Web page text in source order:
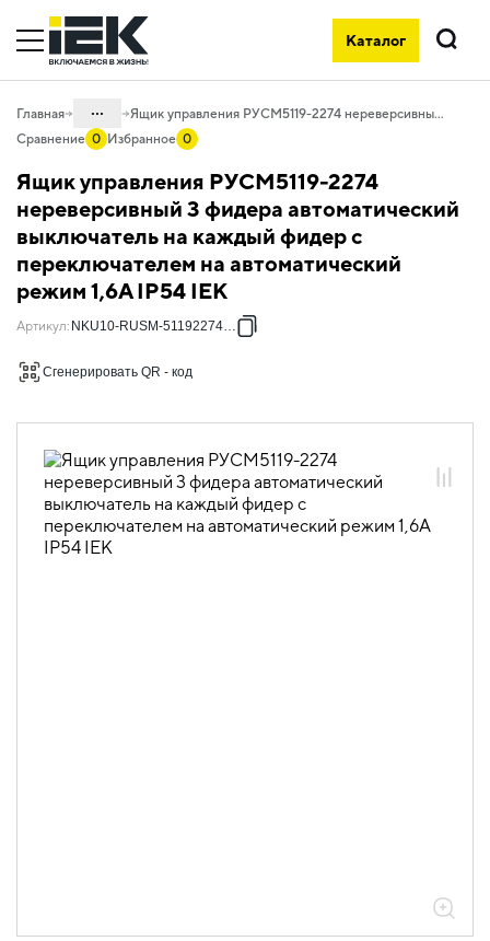
Каталог
Поиск
Главная ...
50. Типовые решения НКУ
50.10 Ящики управления
50.10.02 НКУ ящики управления
РУСМ5000 трехфидерные
Ящик управления РУСМ5119-2274 нереверсивный 3 фидера автоматический выключатель на каждый фидер с переключателем на автоматический режим 1,6А IP54 IEK
Сравнение 0 Избранное 0
Ящик управления РУСМ5119-2274
нереверсивный 3 фидера автоматический
выключатель на каждый фидер с
переключателем на автоматический
режим 1,6А IP54 IEK
Артикул: NKU10-RUSM-51192274-01
Сгенерировать QR - код